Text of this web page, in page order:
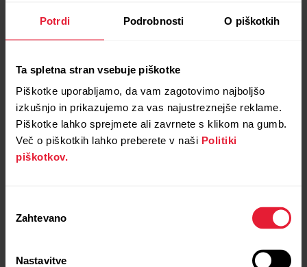
Potrdi Podrobnosti O piškotkih
Ta spletna stran vsebuje piškotke
Piškotke uporabljamo, da vam zagotovimo najboljšo
izkušnjo in prikazujemo za vas najustreznejše reklame.
Piškotke lahko sprejmete ali zavrnete s klikom na gumb.
Več o piškotkih lahko preberete v naši Politiki
piškotkov.
soglasja
Zahtevano
Nastavitve